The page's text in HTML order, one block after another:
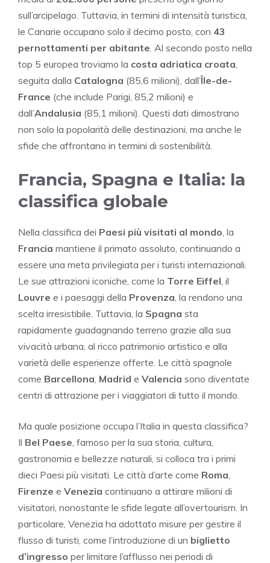
sull’arcipelago. Tuttavia, in termini di intensità turistica,
le Canarie occupano solo il decimo posto, con 43
pernottamenti per abitante . Al secondo posto nella
top 5 europea troviamo la costa adriatica croata
seguita dalla Catalogna (85,6 milioni), dall’Île-de-
France (che include Parigi, 85,2 milioni) e
dall’Andalusia (85,1 milioni). Questi dati dimostrano
non solo la popolarità delle destinazioni, ma anche le
sfide che affrontano in termini di sostenibilità.
Francia, Spagna e Italia: la
classifica globale
Nella classifica dei Paesi più visitati al mondo , la
Francia mantiene il primato assoluto, continuando a
essere una meta privilegiata per i turisti internazionali.
Le sue attrazioni iconiche, come la Torre Eiffel , il
Louvre e i paesaggi della Provenza , la rendono una
scelta irresistibile. Tuttavia, la Spagna sta
rapidamente guadagnando terreno grazie alla sua
vivacità urbana, al ricco patrimonio artistico e alla
varietà delle esperienze offerte. Le città spagnole
come Barcellona Madrid e Valencia sono diventate
centri di attrazione per i viaggiatori di tutto il mondo.
Ma quale posizione occupa l’Italia in questa classifica?
Il Bel Paese , famoso per la sua storia, cultura,
gastronomia e bellezze naturali, si colloca tra i primi
dieci Paesi più visitati. Le città d’arte come Roma
Firenze e Venezia continuano a attirare milioni di
visitatori, nonostante le sfide legate all’overtourism. In
particolare, Venezia ha adottato misure per gestire il
flusso di turisti, come l’introduzione di un biglietto
d’ingresso per limitare l’afflusso nei periodi di